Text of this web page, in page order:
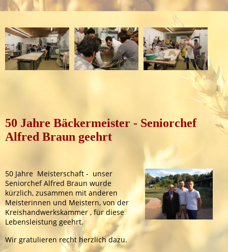
50 Jahre Bäckermeister - Seniorchef
Alfred Braun geehrt
50 Jahre Meisterschaft - unser
Seniorchef Alfred Braun wurde
kürzlich, zusammen mit anderen
Meisterinnen und Meistern, von der
Kreishandwerkskammer , für diese
Lebensleistung geehrt.
Wir gratulieren recht herzlich dazu.